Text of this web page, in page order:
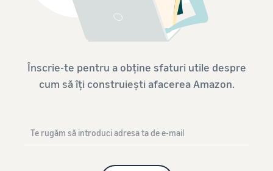
Înscrie-te pentru a obține sfaturi utile despre
cum să îți construiești afacerea Amazon.